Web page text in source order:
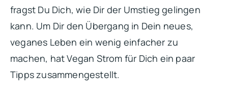
fragst Du Dich, wie Dir der Umstieg gelingen
kann. Um Dir den Übergang in Dein neues,
veganes Leben ein wenig einfacher zu
machen, hat Vegan Strom für Dich ein paar
Tipps zusammengestellt.